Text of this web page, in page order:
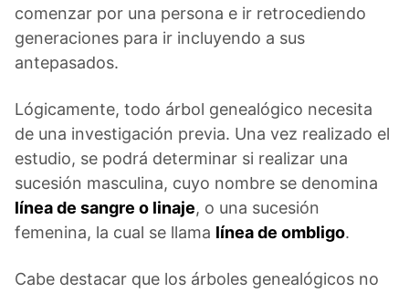
comenzar por una persona e ir retrocediendo
generaciones para ir incluyendo a sus
antepasados.
Lógicamente, todo árbol genealógico necesita
de una investigación previa. Una vez realizado el
estudio, se podrá determinar si realizar una
sucesión masculina, cuyo nombre se denomina
línea de sangre o linaje, o una sucesión
femenina, la cual se llama línea de ombligo.
Cabe destacar que los árboles genealógicos no